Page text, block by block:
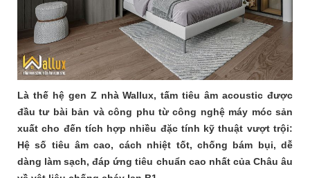
Là thế hệ gen Z nhà Wallux, tấm tiêu âm acoustic được
đầu tư bài bản và công phu từ công nghệ máy móc sản
xuất cho đến tích hợp nhiều đặc tính kỹ thuật vượt trội:
Hệ số tiêu âm cao, cách nhiệt tốt, chống bám bụi, dễ
dàng làm sạch, đáp ứng tiêu chuẩn cao nhất của Châu âu